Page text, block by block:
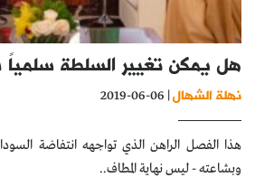
كتّابنا
الأرشيف
هل يمكن تغيير السلطة سلمياً
نهلة الشهال| 06-06-2019
هذا الفصل الراهن الذي تواجهه انتفاضة
وبشاعته - ليس نهاية المطاف..